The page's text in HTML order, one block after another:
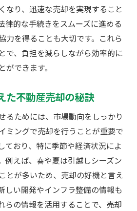
なり、迅速な売却を実現すること
律的な手続きをスムーズに進める
力を得ることも大切です。これら
で、負担を減らしながら効率的に
できます。
た不動産売却の秘訣
るためには、市場動向をしっかり
ミングで売却を行うことが重要で
ており、特に季節や経済状況によ
例えば、春や夏は引越しシーズン
とが多いため、売却の好機と言え
しい開発やインフラ整備の情報も
らの情報を活用することで、売却